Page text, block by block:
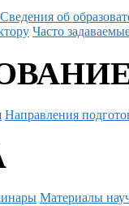
Сведения об
Часто
Направления
Материалы